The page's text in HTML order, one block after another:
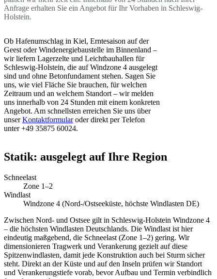
Anfrage erhalten Sie ein Angebot für Ihr Vorhaben in Schleswig-
Holstein.
Ob Hafenumschlag in Kiel, Erntesaison auf der
Geest oder Windenergiebaustelle im Binnenland –
wir liefern Lagerzelte und Leichtbauhallen für
Schleswig-Holstein, die auf Windzone 4 ausgelegt
sind und ohne Betonfundament stehen. Sagen Sie
uns, wie viel Fläche Sie brauchen, für welchen
Zeitraum und an welchem Standort – wir melden
uns innerhalb von 24 Stunden mit einem konkreten
Angebot. Am schnellsten erreichen Sie uns über
unserKontaktformularoder direkt per Telefon
unter +49 35875 60024.
Statik: ausgelegt auf Ihre Region
Schneelast
Zone 1–2
Windlast
Windzone 4 (Nord-/Ostseeküste, höchste Windlasten DE)
Zwischen Nord- und Ostsee gilt in Schleswig-Holstein Windzone 4
– die höchsten Windlasten Deutschlands. Die Windlast ist hier
eindeutig maßgebend, die Schneelast (Zone 1–2) gering. Wir
dimensionieren Tragwerk und Verankerung gezielt auf diese
Spitzenwindlasten, damit jede Konstruktion auch bei Sturm sicher
steht. Direkt an der Küste und auf den Inseln prüfen wir Standort
und Verankerungstiefe vorab, bevor Aufbau und Termin verbindlich